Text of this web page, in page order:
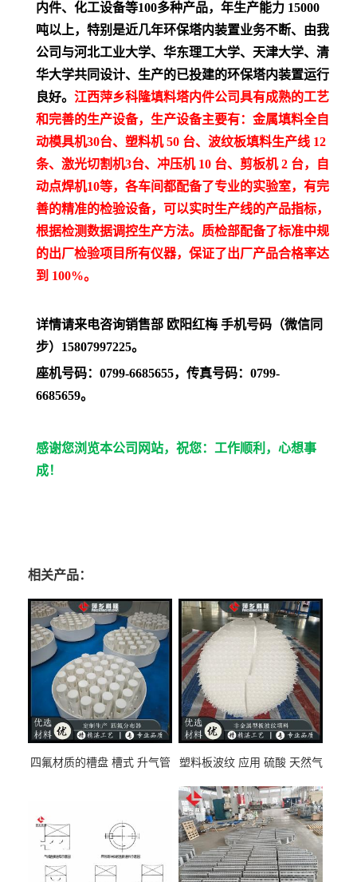
内件、化工设备等100多种产品，年生产能力 15000
吨以上，特别是近几年环保塔内装置业务不断、由我
公司与河北工业大学、华东理工大学、天津大学、清
华大学共同设计、生产的已投建的环保塔内装置运行
良好。 江西萍乡科隆填料塔内件公司具有成熟的工艺
和完善的生产设备，生产设备主要有：金属填料全自
动模具机30台、塑料机 50 台、波纹板填料生产线 12
条、激光切割机3台、冲压机 10 台、剪板机 2 台，自
动点焊机10等，各车间都配备了专业的实验室，有完
善的精准的检验设备，可以实时生产线的产品指标，
根据检测数据调控生产方法。质检部配备了标准中规
的出厂检验项目所有仪器，保证了出厂产品合格率达
到 100%。
详情请来电咨询销售部 欧阳红梅 手机号码（微信同
步）15807997225。
座机号码：0799-6685655，传真号码：0799-
6685659。
感谢您浏览本公司网站，祝您：工作顺利，心想事
成！
相关产品：
四氟材质的槽盘 槽式 升气管
塑料板波纹 应用 硫酸 天然气